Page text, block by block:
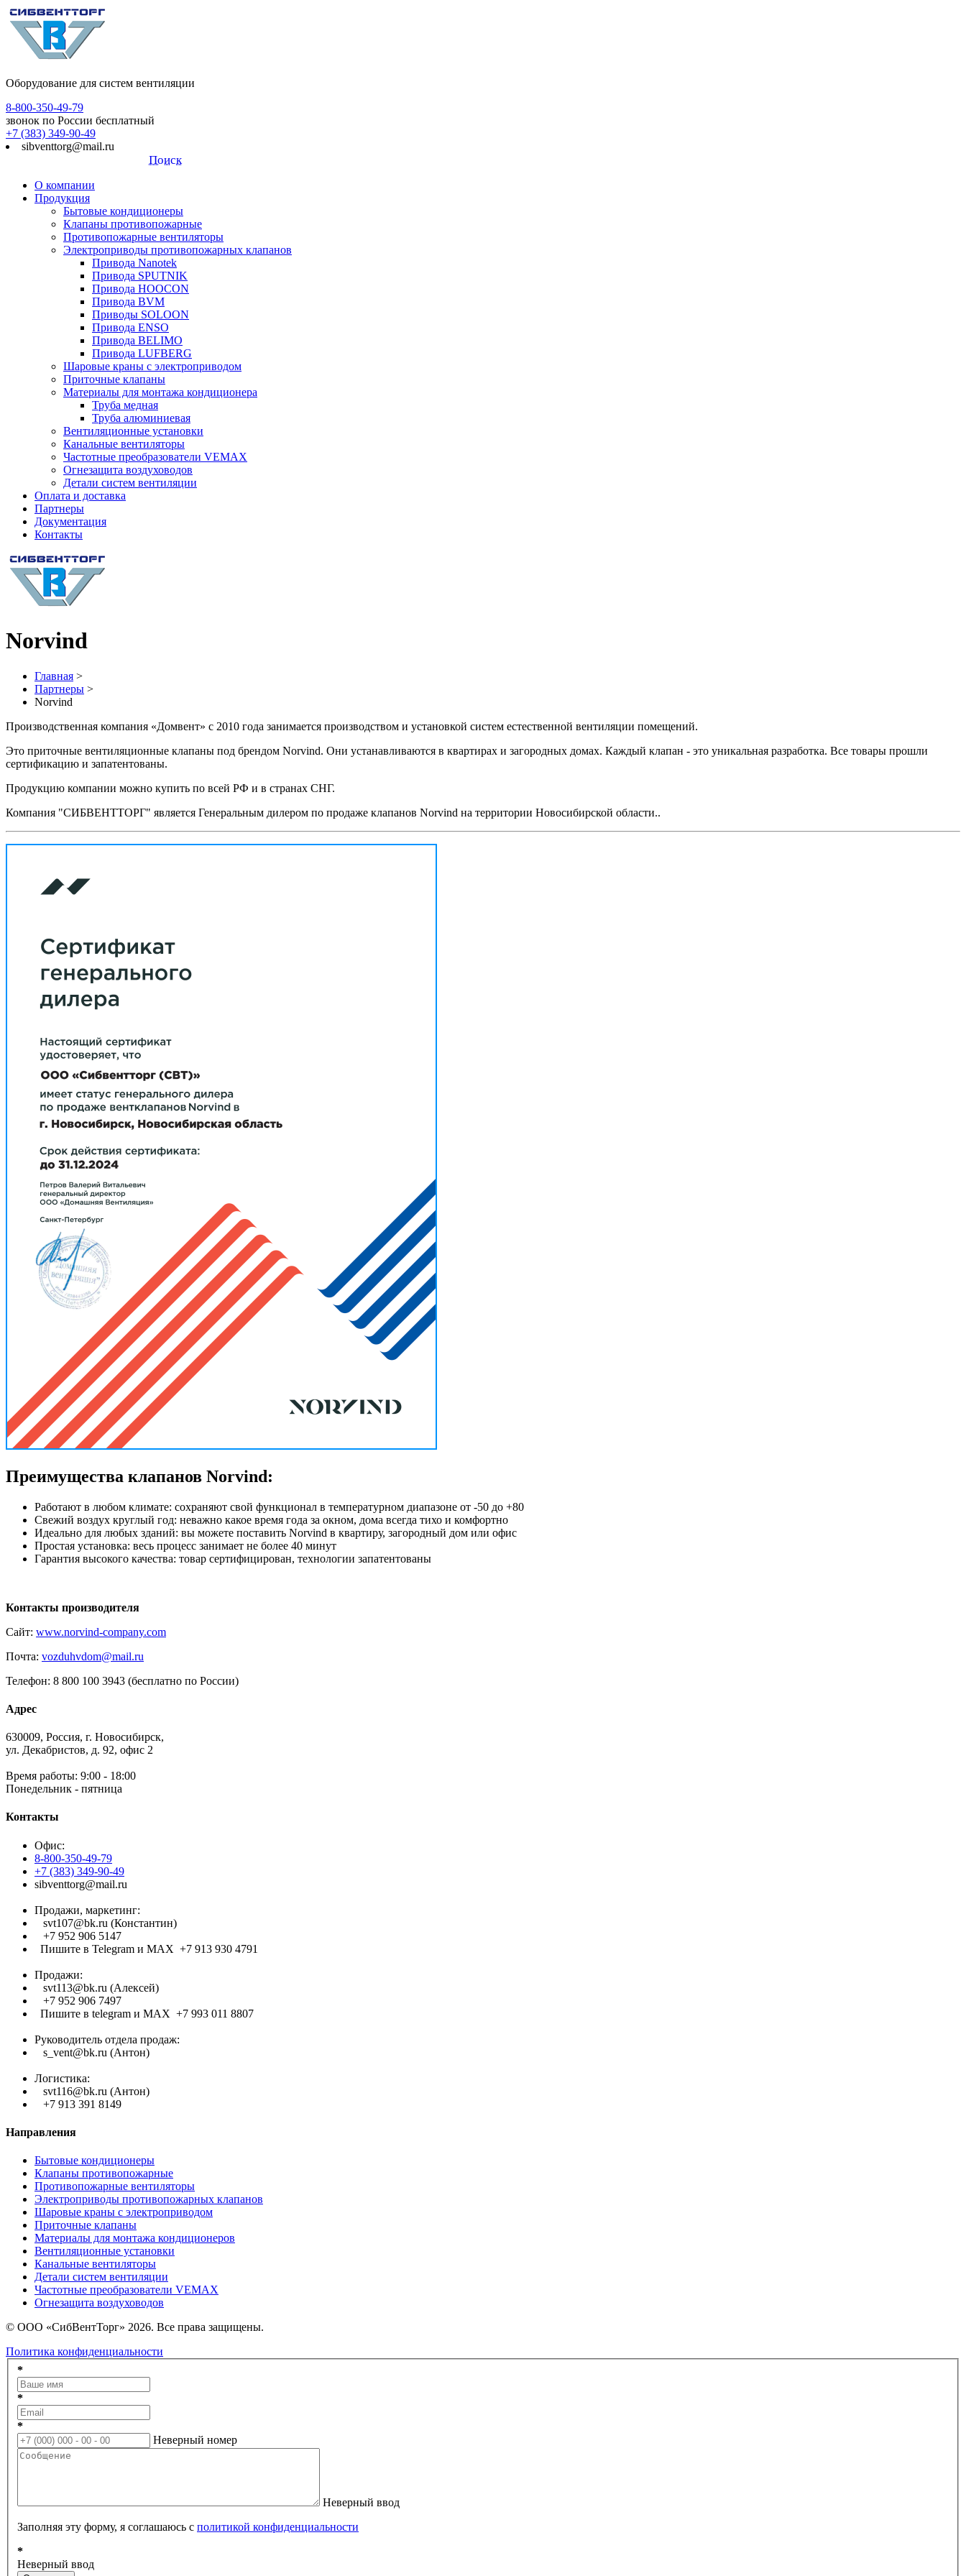
Оборудование для систем вентиляции
8-800-350-49-79
звонок по России бесплатный
+7 (383) 349-90-49
sibventtorg@mail.ru
Поиск
О компании
Продукция
Бытовые кондиционеры
Клапаны противопожарные
Противопожарные вентиляторы
Электроприводы противопожарных клапанов
Привода Nanotek
Привода SPUTNIK
Привода HOOCON
Привода BVM
Приводы SOLOON
Привода ENSO
Привода BELIMO
Привода LUFBERG
Шаровые краны с электроприводом
Приточные клапаны
Материалы для монтажа кондиционера
Труба медная
Труба алюминиевая
Вентиляционные установки
Канальные вентиляторы
Частотные преобразователи VEMAX
Огнезащита воздуховодов
Детали систем вентиляции
Оплата и доставка
Партнеры
Документация
Контакты
Norvind
Главная >
Партнеры >
Norvind
Производственная компания «Домвент» с 2010 года занимается производством и установкой систем естественной вентиляции помещений.
Это приточные вентиляционные клапаны под брендом Norvind. Они устанавливаются в квартирах и загородных домах. Каждый клапан - это уникальная разработка. Все товары прошли
сертификацию и запатентованы.
Продукцию компании можно купить по всей РФ и в странах СНГ.
Компания "СИБВЕНТТОРГ" является Генеральным дилером по продаже клапанов Norvind на территории Новосибирской области..
Преимущества клапанов Norvind:
Работают в любом климате: сохраняют свой функционал в температурном диапазоне от -50 до +80
Свежий воздух круглый год: неважно какое время года за окном, дома всегда тихо и комфортно
Идеально для любых зданий: вы можете поставить Norvind в квартиру, загородный дом или офис
Простая установка: весь процесс занимает не более 40 минут
Гарантия высокого качества: товар сертифицирован, технологии запатентованы
Контакты производителя
Сайт: www.norvind-company.com
Почта: vozduhvdom@mail.ru
Телефон: 8 800 100 3943 (бесплатно по России)
Адрес
630009, Россия, г. Новосибирск,
ул. Декабристов, д. 92, офис 2
Время работы: 9:00 - 18:00
Понедельник - пятница
Контакты
Офис:
8-800-350-49-79
+7 (383) 349-90-49
sibventtorg@mail.ru
Продажи, маркетинг:
svt107@bk.ru (Константин)
+7 952 906 5147
Пишите в Telegram и МАХ +7 913 930 4791
Продажи:
svt113@bk.ru (Алексей)
+7 952 906 7497
Пишите в telegram и МАХ +7 993 011 8807
Руководитель отдела продаж:
s_vent@bk.ru (Антон)
Логистика:
svt116@bk.ru (Антон)
+7 913 391 8149
Направления
Бытовые кондиционеры
Клапаны противопожарные
Противопожарные вентиляторы
Электроприводы противопожарных клапанов
Шаровые краны с электроприводом
Приточные клапаны
Материалы для монтажа кондиционеров
Вентиляционные установки
Канальные вентиляторы
Детали систем вентиляции
Частотные преобразователи VEMAX
Огнезащита воздуховодов
© ООО «СибВентТорг» 2026. Все права защищены.
Политика конфиденциальности
*
*
*
Неверный номер
Неверный ввод
Заполняя эту форму, я соглашаюсь с политикой конфиденциальности
*
Неверный ввод